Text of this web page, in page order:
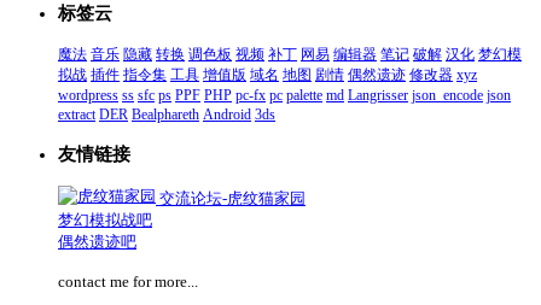
标签云
魔法 音乐 隐藏 转换 调色板 视频 补丁 网易 编辑器 笔记 破解 汉化 梦幻模
拟战 插件 指令集 工具 增值版 域名 地图 剧情 偶然遗迹 修改器 xyz
wordpress ss sfc ps PPF PHP pc-fx pc palette md Langrisser json_encode json
extract DER Bealphareth Android 3ds
友情链接
交流论坛-虎纹猫家园
梦幻模拟战吧
偶然遗迹吧
contact me for more...